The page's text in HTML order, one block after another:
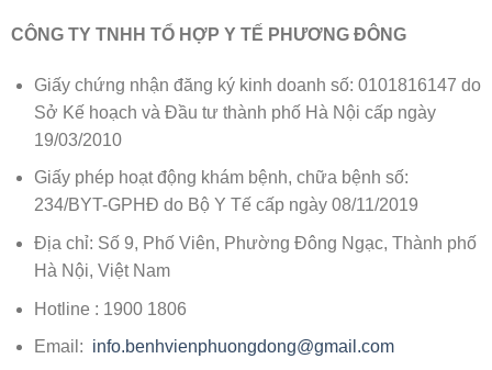
CÔNG TY TNHH TỔ HỢP Y TẾ PHƯƠNG ĐÔNG
Giấy chứng nhận đăng ký kinh doanh số: 0101816147 do
Sở Kế hoạch và Đầu tư thành phố Hà Nội cấp ngày
19/03/2010
Giấy phép hoạt động khám bệnh, chữa bệnh số:
234/BYT-GPHĐ do Bộ Y Tế cấp ngày 08/11/2019
Địa chỉ: Số 9, Phố Viên, Phường Đông Ngạc, Thành phố
Hà Nội, Việt Nam
Hotline : 1900 1806
Email: info.benhvienphuongdong@gmail.com